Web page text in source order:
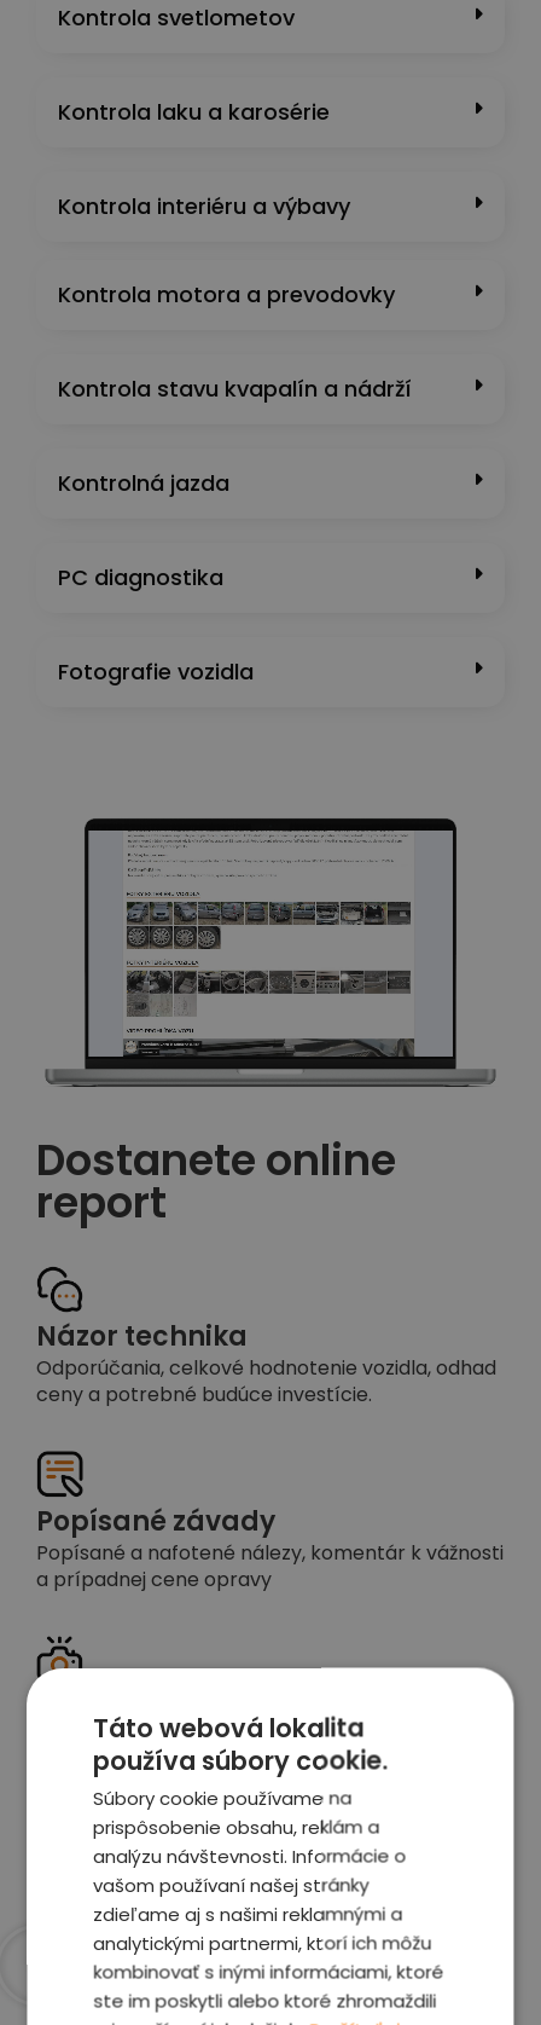
Kontrola svetlometov
Kontrola laku a karosérie
Kontrola interiéru a výbavy
Kontrola motora a prevodovky
Kontrola stavu kvapalín a nádrží
Kontrolná jazda
PC diagnostika
Fotografie vozidla
Dostanete online
report
Názor technika
Odporúčania, celkové hodnotenie vozidla, odhad
ceny a potrebné budúce investície.
Popísané závady
Popísané a nafotené nálezy, komentár k vážnosti
a prípadnej cene opravy
Celé auto z exteriéru aj interiéru nafotíme
vrátane závad a poškodení
Zobraziť report
Táto webová lokalita
používa súbory cookie.
Súbory cookie používame na
prispôsobenie obsahu, reklám a
analýzu návštevnosti. Informácie o
vašom používaní našej stránky
zdieľame aj s našimi reklamnými a
analytickými partnermi, ktorí ich môžu
kombinovať s inými informáciami, ktoré
ste im poskytli alebo ktoré zhromaždili